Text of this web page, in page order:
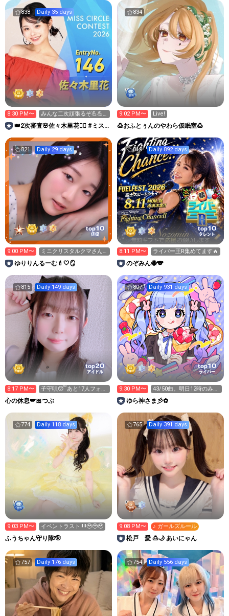
838 Daily 35 days
8:30 PM〜
みんな二次頑張るぞ💪💪
💪
👑2次審査🌸佐々木里花❤️‍🔥 #ミス
834
9:02 PM〜 Live!
🍮おふとぅんのやわら仮眠室🍮
821 Daily 29 days
top10
俳優
9:00 PM〜
ミニクリスタルクマさん
🧸集めてます🍈💗🫶🏻✨🤤
ゆりりんるーむ💄🤍🪞
819 Daily 892 days
top10
タレント
8:11 PM〜 ライバー王R集めてます🔥
のぞみん🐝🐨
815 Daily 149 days
top20
アイドル
8:17 PM〜
子守唄😴あと17人フォロ
ー🙇‍♀️
心の休息🪽🎀つぶ
807 Daily 931 days
top10
ライバー
9:30 PM〜
43/50曲。明日12時のみ。
ちいかわ見てくる！
ゆら神さま彡✿
774 Daily 118 days
9:03 PM〜 イベントラスト‼️‼️🥹🥹🥹
ふうちゃん守り隊🫡
765 Daily 391 days
9:08 PM〜 ♪ ガールズルール
松戸 愛 🍮🌙 あいにゃん
757 Daily 176 days 754 Daily 556 days